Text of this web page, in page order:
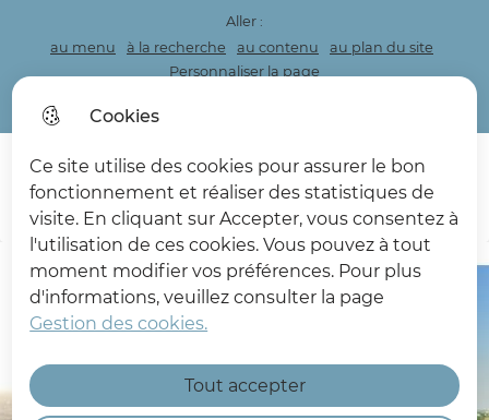
Cookies
Ce site utilise des cookies pour assurer le bon
fonctionnement et réaliser des statistiques de
visite. En cliquant sur Accepter, vous consentez à
l'utilisation de ces cookies. Vous pouvez à tout
moment modifier vos préférences. Pour plus
d'informations, veuillez consulter la page
Gestion des cookies.
Tout accepter
Aller :
au menu
à la recherche au contenu
au plan du site
Personnaliser la page
Les Deux Caps
Menu